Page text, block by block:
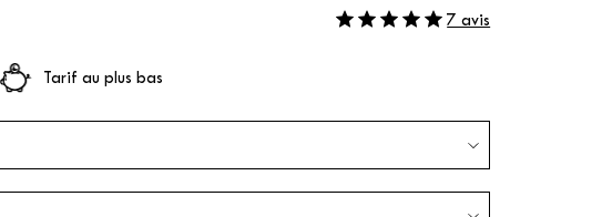
7 avis
Tarif au plus bas